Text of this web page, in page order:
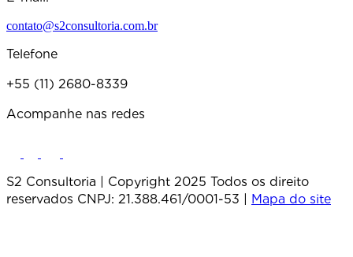
contato@s2consultoria.com.br
Telefone
+55 (11) 2680-8339
Acompanhe nas redes
S2 Consultoria | Copyright 2025 Todos os direito
reservados CNPJ: 21.388.461/0001-53 | Mapa do site